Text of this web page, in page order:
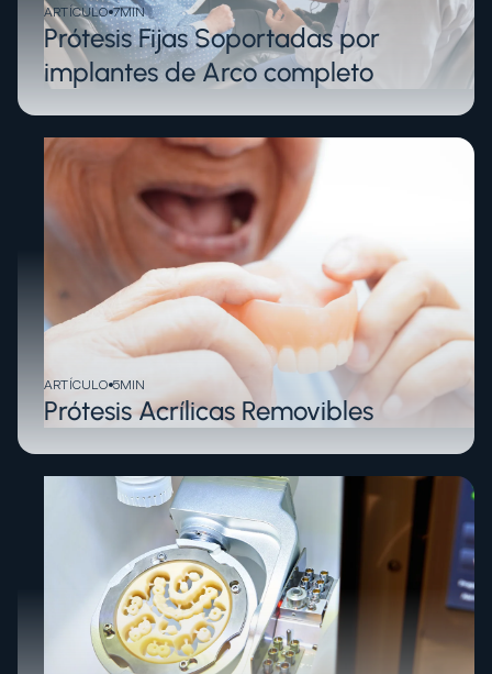
ARTÍCULO 7MIN
Prótesis Fijas Soportadas por
implantes de Arco completo
ARTÍCULO 5MIN
Prótesis Acrílicas Removibles